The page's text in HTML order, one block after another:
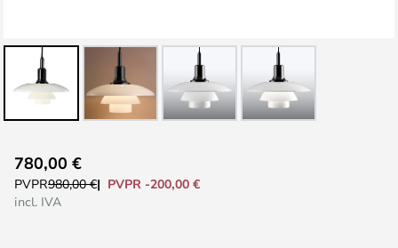
comienzo
780,00 €
PVPR980,00 €
PVPR -200,00 €
incl. IVA